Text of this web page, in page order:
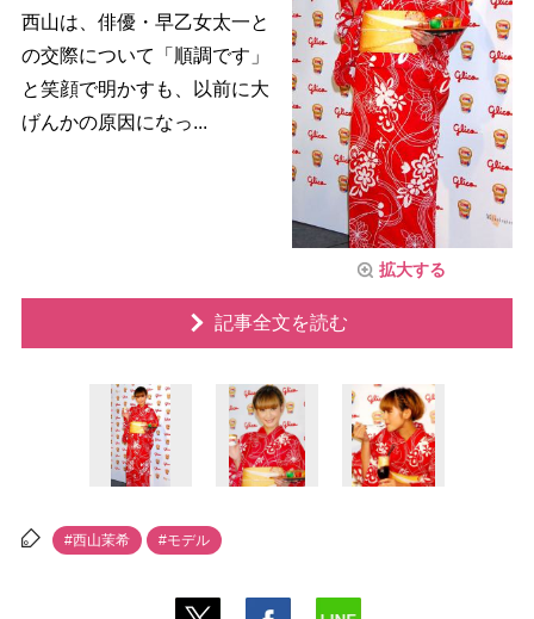
拡大する
西山は、俳優・早乙女太一と
の交際について「順調です」
と笑顔で明かすも、以前に大
げんかの原因になっ...
記事全文を読む
#西山茉希 #モデル